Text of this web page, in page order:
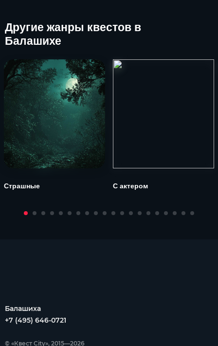
Другие жанры квестов в
Балашихе
Страшные С актером
Балашиха
+7 (495) 646-0721
© «Квест City», 2015—2026